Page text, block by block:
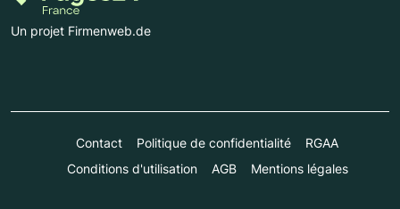
Un projet Firmenweb.de
Contact Politique de confidentialité
RGAA
Conditions d'utilisation
AGB Mentions légales